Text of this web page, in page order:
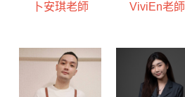
卜安琪老師 ViviEn老師